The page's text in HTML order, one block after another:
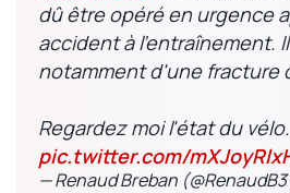
dû être opéré en urgence
accident à l'entraînement.
notamment d'une fracture
Regardez moi l'état du
pic.twitter.com/
— Renaud Breban